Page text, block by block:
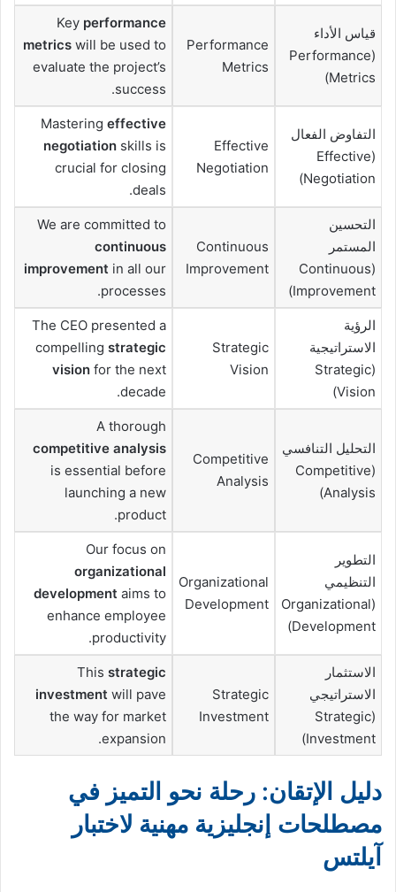
قياس الأداء
(Performance
Metrics)
Performance
Metrics
Key performance
metrics will be used to
evaluate the project’s
success.
التفاوض الفعال
(Effective
Negotiation)
Effective
Negotiation
Mastering effective
negotiation skills is
crucial for closing
deals.
التحسين
المستمر
(Continuous
Improvement)
Continuous
Improvement
We are committed to
continuous
improvement in all our
processes.
الرؤية
الاستراتيجية
(Strategic
Vision)
Strategic
Vision
The CEO presented a
compelling strategic
vision for the next
decade.
التحليل التنافسي
(Competitive
Analysis)
Competitive
Analysis
A thorough
competitive analysis
is essential before
launching a new
product.
التطوير
التنظيمي
(Organizational
Development)
Organizational
Development
Our focus on
organizational
development aims to
enhance employee
productivity.
الاستثمار
الاستراتيجي
(Strategic
Investment)
Strategic
Investment
This strategic
investment will pave
the way for market
expansion.
دليل الإتقان: رحلة نحو التميز في
مصطلحات إنجليزية مهنية لاختبار
آيلتس